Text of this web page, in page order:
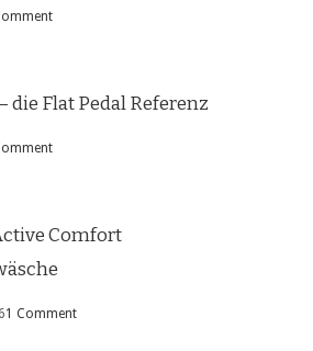
die Flat Pedal Referenz
Comfort
1 Comment